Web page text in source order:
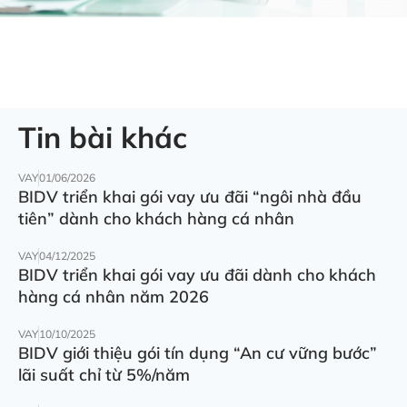
Tin bài khác
VAY01/06/2026
BIDV triển khai gói vay ưu đãi “ngôi nhà đầu
tiên” dành cho khách hàng cá nhân
VAY04/12/2025
BIDV triển khai gói vay ưu đãi dành cho khách
hàng cá nhân năm 2026
VAY10/10/2025
BIDV giới thiệu gói tín dụng “An cư vững bước”
lãi suất chỉ từ 5%/năm